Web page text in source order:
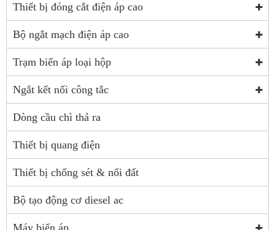
Thiết bị đóng cắt điện áp cao
Bộ ngắt mạch điện áp cao
Trạm biến áp loại hộp
Ngắt kết nối công tắc
Dòng cầu chì thả ra
Thiết bị quang điện
Thiết bị chống sét & nối đất
Bộ tạo động cơ diesel ac